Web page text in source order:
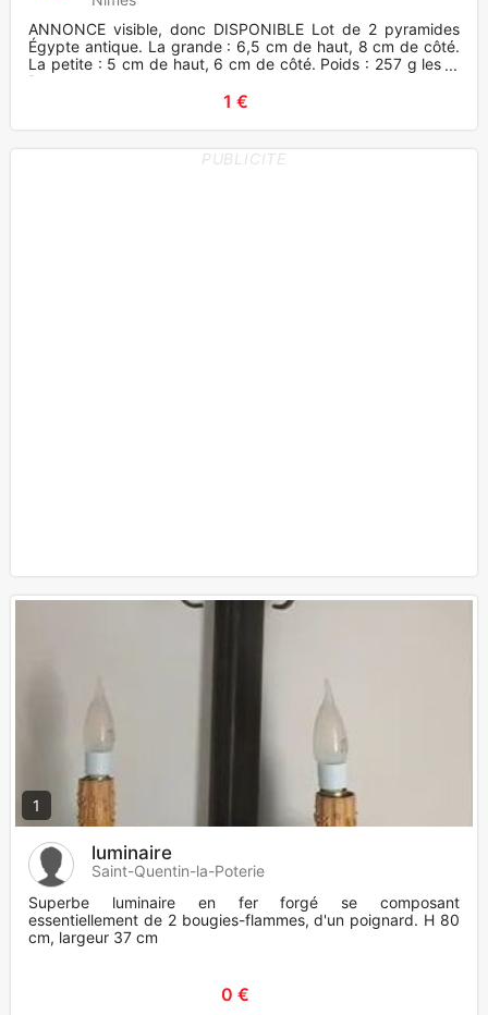
ANNONCE visible, donc DISPONIBLE Lot de 2 pyramides
Égypte antique. La grande : 6,5 cm de haut, 8 cm de côté.
La petite : 5 cm de haut, 6 cm de côté. Poids : 257 g les 2.
Du sa
1 €
PUBLICITE
1
luminaire
Saint-Quentin-la-Poterie
Superbe luminaire en fer forgé se composant
essentiellement de 2 bougies-flammes, d'un poignard. H 80
cm, largeur 37 cm
0 €